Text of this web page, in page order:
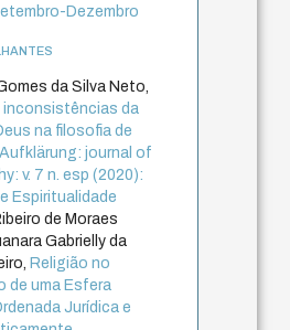
Dezembro
da Silva Neto,
inconsistências da
na filosofia de
Aufklärung: journal of
v. 7 n. esp (2020):
Espiritualidade
de Moraes
Gabrielly da
Religião no
de uma Esfera
Jurídica e